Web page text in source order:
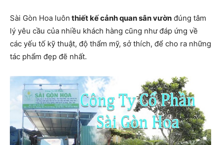
Sài Gòn Hoa luôn thiết kế cảnh quan sân vườn đúng tâm
lý yêu cầu của nhiều khách hàng cũng như đáp ứng về
các yếu tố kỹ thuật, độ thẩm mỹ, sở thích, để cho ra những
tác phẩm đẹp đẽ nhất.